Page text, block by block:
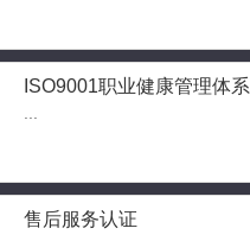
ISO9001职业健康管理体系
售后服务认证